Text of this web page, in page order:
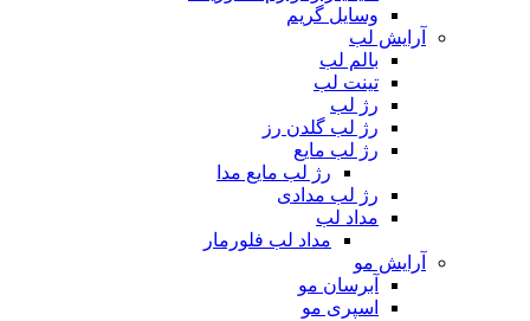
وسایل گریم
آرایش لب
بالم لب
تینت لب
رژ لب
رژ لب گلدن رز
رژ لب مایع
رژ لب مایع مدا
رژ لب مدادی
مداد لب
مداد لب فلورمار
آرایش مو
آبرسان مو
اسپری مو